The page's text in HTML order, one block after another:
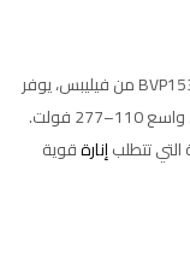
كشاف فلودلايت مربع بقوة 100 واط من سلسلة BVP153 من فيليبس، يوفر
إضاءة دافئة (لون أصفر/Warm White) بجهد تشغيل واسع 110–277 فولت.
تتطلبإنارةقوية